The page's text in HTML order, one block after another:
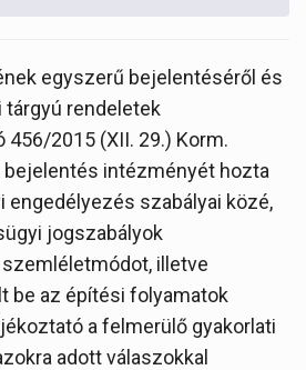
egyszerű bejelentéséről és
rendeletek
2015 (XII. 29.) Korm.
intézményét hozta
engedélyezés szabályai közé,
jogszabályok
illetve
be az építési folyamatok
a felmerülő gyakorlati
adott válaszokkal